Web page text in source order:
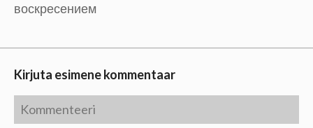
воскресением
Kirjuta esimene kommentaar